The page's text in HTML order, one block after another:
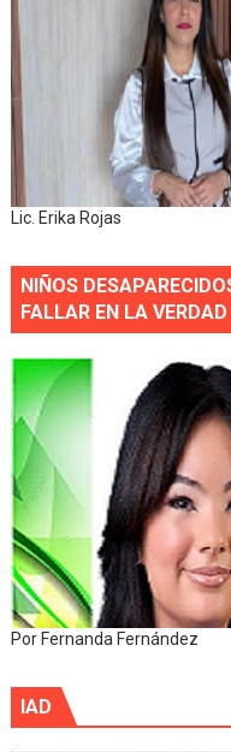
Lic. Erika Rojas
NIÑOS
FALLAR EN LA VERDAD
Por Fernanda Fernández
IAD